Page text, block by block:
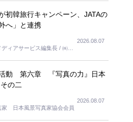
初韓旅行キャンペーン、JATAの
へ」と連携
ィアサービス編集長 / ㈱ツ
2026.08.07
動 第六章 『写真の力』日本
の二
家 日本風景写真家協会会員
2026.08.07